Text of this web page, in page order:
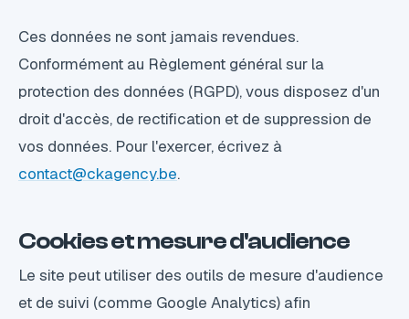
Ces données ne sont jamais revendues.
Conformément au Règlement général sur la
protection des données (RGPD), vous disposez d'un
droit d'accès, de rectification et de suppression de
vos données. Pour l'exercer, écrivez à
contact@ckagency.be.
Cookies et mesure d'audience
Le site peut utiliser des outils de mesure d'audience
et de suivi (comme Google Analytics) afin